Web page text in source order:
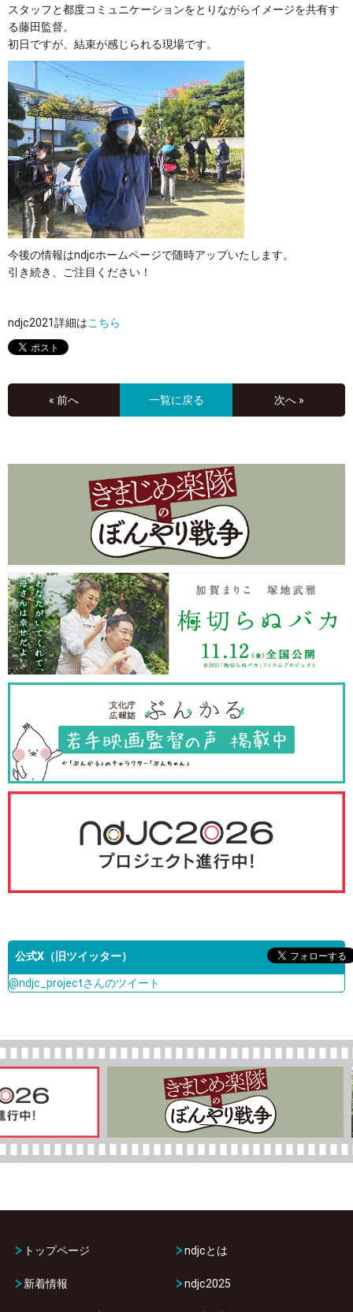
スタッフと都度コミュニケーションをとりながらイメージを共有す
る藤田監督。
初日ですが、結束が感じられる現場です。
今後の情報はndjcホームページで随時アップいたします。
引き続き、ご注目ください！
ndjc2021詳細はこちら
« 前へ 一覧に戻る 次へ »
公式X（旧ツイッター）
@ndjc_projectさんのツイート
トップページ ndjcとは
新着情報 ndjc2025